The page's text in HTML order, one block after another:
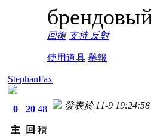
回復 支持 反對
使用道具 舉報
StephanFax
0
主
20
回
48
積
發表於 11-9 19:24:58